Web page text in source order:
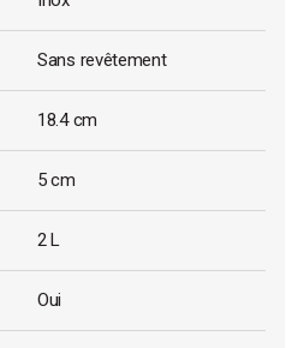
Sans revêtement
18.4 cm
5 cm
2 L
Oui